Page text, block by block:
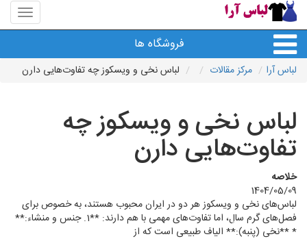
منوی
سایت
آرا
فروشگاه ها
لباس آرا مرکز مقالات لباس نخی و ویسکوز چه تفاوت‌هایی دارن
لباس نخی و ویسکوز چه
تفاوت‌هایی دارن
خلاصه
1404/05/09
لباس‌های نخی و ویسکوز هر دو در ایران محبوب هستند، به خصوص برای
فصل‌های گرم سال، اما تفاوت‌های مهمی با هم دارند: **1. جنس و منشاء:**
* **نخی (پنبه):** الیاف طبیعی است که از